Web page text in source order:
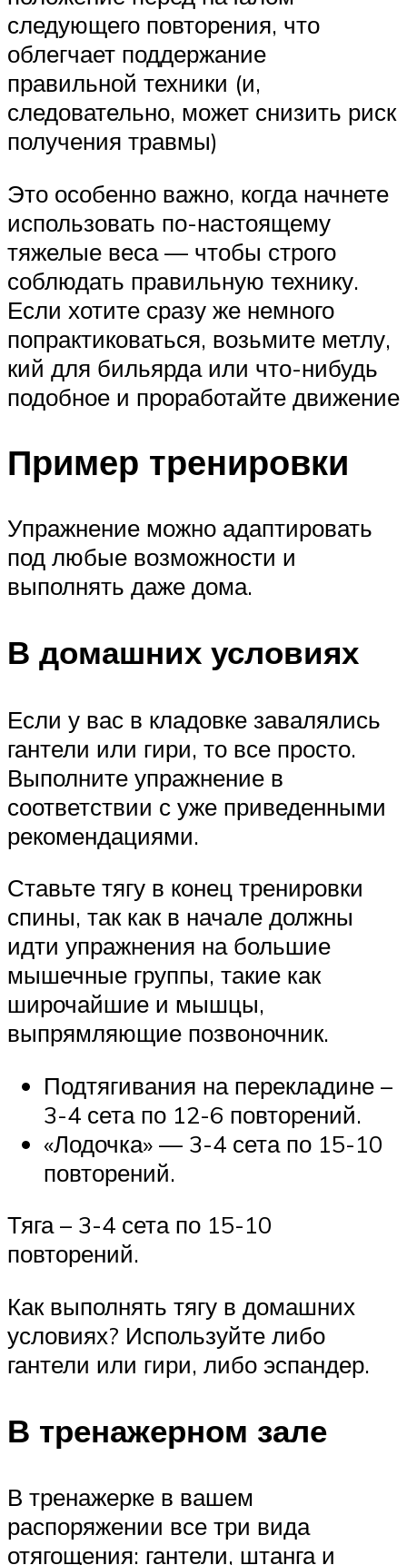
следующего повторения, что
облегчает поддержание
правильной техники (и,
следовательно, может снизить риск
получения травмы)
Это особенно важно, когда начнете
использовать по-настоящему
тяжелые веса — чтобы строго
соблюдать правильную технику.
Если хотите сразу же немного
попрактиковаться, возьмите метлу,
кий для бильярда или что-нибудь
подобное и проработайте движение
Пример тренировки
Упражнение можно адаптировать
под любые возможности и
выполнять даже дома.
В домашних условиях
Если у вас в кладовке завалялись
гантели или гири, то все просто.
Выполните упражнение в
соответствии с уже приведенными
рекомендациями.
Ставьте тягу в конец тренировки
спины, так как в начале должны
идти упражнения на большие
мышечные группы, такие как
широчайшие и мышцы,
выпрямляющие позвоночник.
Подтягивания на перекладине –
3-4 сета по 12-6 повторений.
«Лодочка» — 3-4 сета по 15-10
повторений.
Тяга – 3-4 сета по 15-10
повторений.
Как выполнять тягу в домашних
условиях? Используйте либо
гантели или гири, либо эспандер.
В тренажерном зале
В тренажерке в вашем
распоряжении все три вида
отягощения: гантели, штанга и